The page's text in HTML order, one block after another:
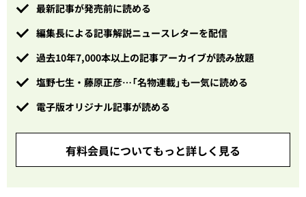
最新記事が発売前に読める
編集長による記事解説ニュースレターを配信
過去10年7,000本以上の記事アーカイブが読み放題
塩野七生・藤原正彦…「名物連載」も一気に読める
電子版オリジナル記事が読める
有料会員についてもっと詳しく見る